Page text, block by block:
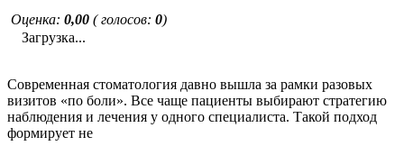
Оценка: 0,00 ( голосов: 0)
Загрузка...
Современная стоматология давно вышла за рамки разовых
визитов «по боли». Все чаще пациенты выбирают стратегию
наблюдения и лечения у одного специалиста. Такой подход
формирует не